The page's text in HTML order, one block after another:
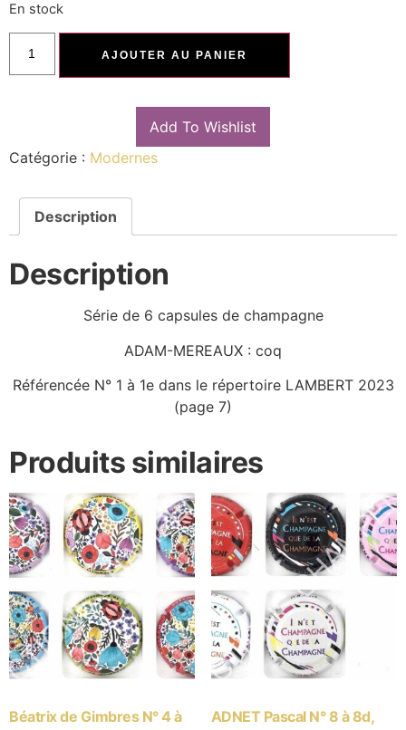
En stock
AJOUTER AU PANIER
Add To Wishlist
Catégorie : Modernes
Description
Description
Série de 6 capsules de champagne
ADAM-MEREAUX : coq
Référencée N° 1 à 1e dans le répertoire LAMBERT 2023
(page 7)
Produits similaires
Béatrix de Gimbres N° 4 à
ADNET Pascal N° 8 à 8d,